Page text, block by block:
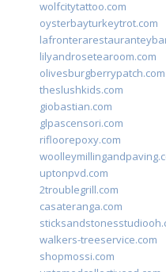
wolfcitytattoo.com
oysterbayturkeytrot.com
lilyandrosetearoom.com
olivesburgberrypatch.com
theslushkids.com
giobastian.com
glpascensori.com
rifloorepoxy.com
uptonpvd.com
2troublegrill.com
casateranga.com
walkers-treeservice.com
shopmossi.com